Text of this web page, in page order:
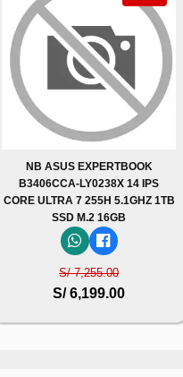
NB ASUS EXPERTBOOK
B3406CCA-LY0238X 14 IPS
CORE ULTRA 7 255H 5.1GHZ 1TB
SSD M.2 16GB
S/ 7,255.00
S/ 6,199.00